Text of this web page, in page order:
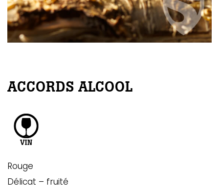
ACCORDS ALCOOL
Rouge
Délicat – fruité